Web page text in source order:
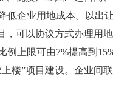
低企业用地成本。以出
，可以协议方式办理用
例上限可由7%提高到
楼”项目建设。企业间